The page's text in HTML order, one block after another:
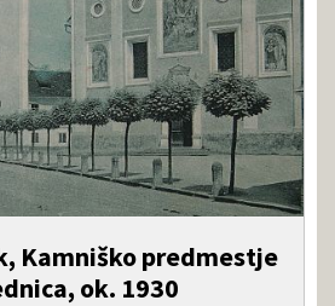
Kamniško predmestje
ok. 1930